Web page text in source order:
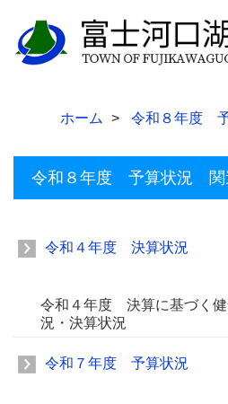
ホーム 令和８年度
令和８年度 予算状況 関
令和４年度 決算状況
令和４年度 決算に基づく健
況・決算状況
令和７年度 予算状況